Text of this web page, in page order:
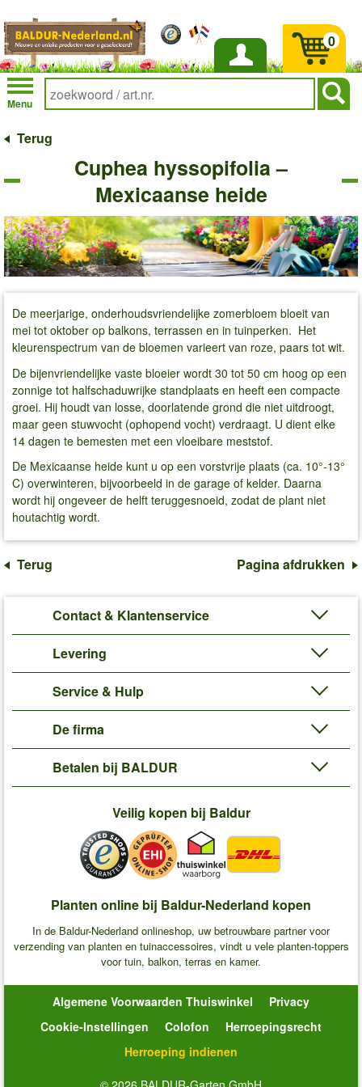
Inloggen
Menu
0
Terug
Cuphea hyssopifolia –
Mexicaanse heide
De meerjarige, onderhoudsvriendelijke zomerbloem bloeit van
mei tot oktober op balkons, terrassen en in tuinperken. Het
kleurenspectrum van de bloemen varieert van roze, paars tot wit.
De bijenvriendelijke vaste bloeier wordt 30 tot 50 cm hoog op een
zonnige tot halfschaduwrijke standplaats en heeft een compacte
groei. Hij houdt van losse, doorlatende grond die niet uitdroogt,
maar geen stuwvocht (ophopend vocht) verdraagt. U dient elke
14 dagen te bemesten met een vloeibare meststof.
De Mexicaanse heide kunt u op een vorstvrije plaats (ca. 10°-13°
C) overwinteren, bijvoorbeeld in de garage of kelder. Daarna
wordt hij ongeveer de helft teruggesnoeid, zodat de plant niet
houtachtig wordt.
Terug Pagina afdrukken
Contact & Klantenservice
Levering
Service & Hulp
De firma
Betalen bij BALDUR
Veilig kopen bij Baldur
Planten online bij Baldur-Nederland kopen
In de Baldur-Nederland onlineshop, uw betrouwbare partner voor
verzending van planten en tuinaccessoires, vindt u vele planten-toppers
voor tuin, balkon, terras en kamer.
Algemene Voorwaarden Thuiswinkel
Privacy
Cookie-Instellingen
Colofon
Herroepingsrecht
Herroeping indienen